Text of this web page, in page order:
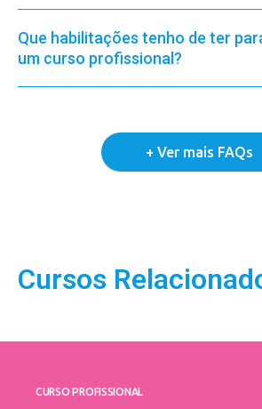
Que habilitações tenho de ter
um curso profissional?
Cursos
CURSO PROFISSIONAL